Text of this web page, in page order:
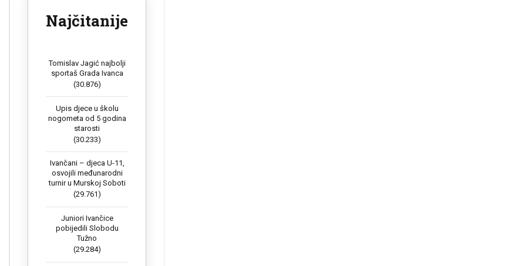
Najčitanije
Tomislav Jagić najbolji
sportaš Grada Ivanca
(30.876)
Upis djece u školu
nogometa od 5 godina
starosti
(30.233)
Ivančani – djeca U-11,
osvojili međunarodni
turnir u Murskoj Soboti
(29.761)
Juniori Ivančice
pobijedili Slobodu
Tužno
(29.284)